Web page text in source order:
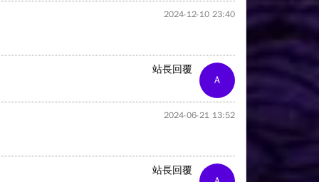
2024-12-10 23:40
A
站長回覆
2024-06-21 13:52
站長回覆